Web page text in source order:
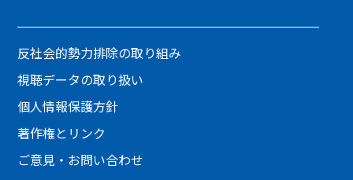
反社会的勢力排除の取り組み
視聴データの取り扱い
個人情報保護方針
著作権とリンク
ご意見・お問い合わせ